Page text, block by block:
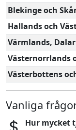
Blekinge och
Hallands och
Värmlands,
Västernorrlands
Västerbottens
Vanliga
Hur mycket